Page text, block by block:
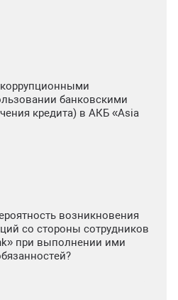
банковскими
кредита) в АКБ «Asia
возникновения
со стороны сотрудников
при выполнении ими